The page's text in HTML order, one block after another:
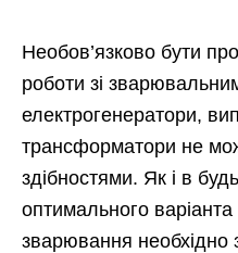
Необов’язково бути
роботи зі
електрогенератори,
трансформатори не
здібностями. Як і в
оптимального
зварювання необхідно